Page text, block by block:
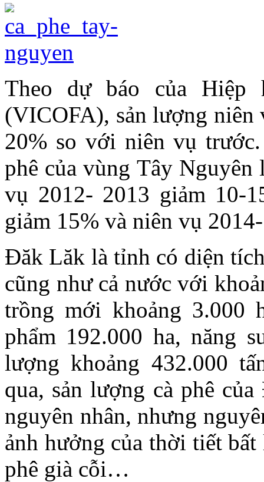
Theo dự báo của Hiệp
(VICOFA), sản lượng niên
20% so với niên vụ
phê của vùng Tây
vụ 2012- 2013 giảm 10-
giảm 15% và niên vụ
Đăk Lăk là tỉnh có diện
cũng như cả nước với
trồng mới khoảng 3.000
phẩm 192.000 ha, năng
lượng khoảng 432.000
qua, sản lượng cà phê
nguyên nhân, nhưng
ảnh hưởng của thời tiết
phê già cỗi…